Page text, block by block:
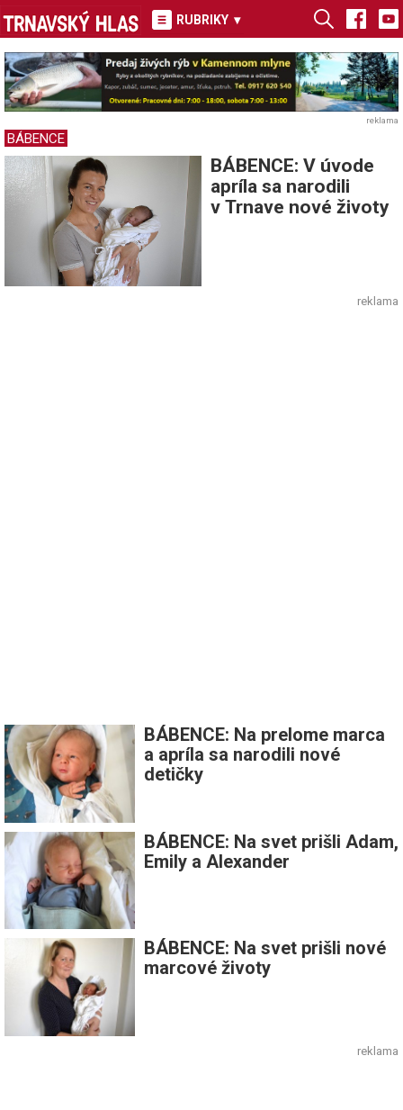
RUBRIKY ▾
reklama
BÁBENCE
BÁBENCE: V úvode
apríla sa narodili
v Trnave nové životy
reklama
BÁBENCE: Na prelome marca
a apríla sa narodili nové
detičky
BÁBENCE: Na svet prišli Adam,
Emily a Alexander
BÁBENCE: Na svet prišli nové
marcové životy
reklama